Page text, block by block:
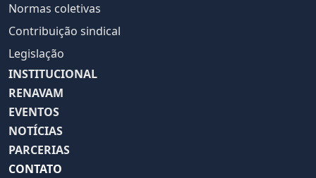
Normas coletivas
Contribuição sindical
Legislação
INSTITUCIONAL
RENAVAM
EVENTOS
NOTÍCIAS
PARCERIAS
CONTATO